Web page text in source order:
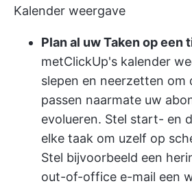
Kalender weergave
Plan al uw Taken op een
metClickUp's kalender
slepen en neerzetten om
passen naarmate uw
evolueren. Stel start- en
elke taak om uzelf op
Stel bijvoorbeeld een
out-of-office e-mail een